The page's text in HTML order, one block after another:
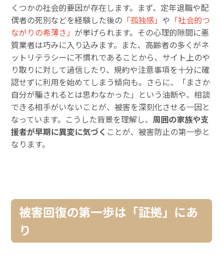
くつかの社会的要因が存在します。まず、定年退職や配
偶者の死別などを経験した後の 「孤独感」や 「社会的つ
ながりの希薄さ」が挙げられます。その心理的隙間に悪
質業者は巧みに入り込みます。また、高齢者の多くがネ
ットリテラシーに不慣れであることから、サイト上のや
り取りに対して過信したり、規約や注意事項を十分に確
認せずに利用を始めてしまう傾向も。さらに、「まさか
自分が騙されるとは思わなかった」という油断や、相談
できる相手がいないことが、被害を深刻化させる一因と
なっています。こうした背景を理解し、周囲の家族や支
援者が早期に異変に気づく ことが、被害防止の第一歩と
なります。
被害回復の第一歩は「証拠」にあ
り